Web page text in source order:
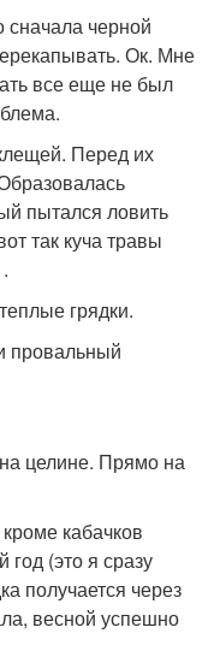
сначала черной
Ок. Мне
все еще не был
Перед их
пытался ловить
так куча травы
грядки.
провальный
целине. Прямо на
кабачков
(это я сразу
получается через
весной успешно